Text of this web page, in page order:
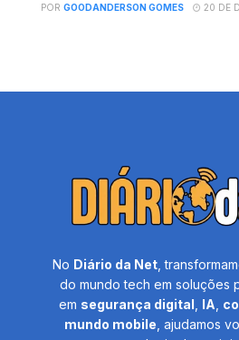
POR GOODANDERSON GOMES 20 DE
No Diário da Net ,
do mundo tech em soluções
em segurança digital IA
mundo mobile , ajudamos